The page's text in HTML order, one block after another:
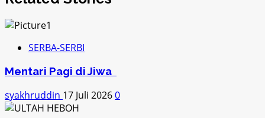
SERBA-SERBI
Mentari Pagi di Jiwa
syakhruddin 17 Juli 20260